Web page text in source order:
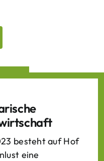
besteht auf Hof
eine